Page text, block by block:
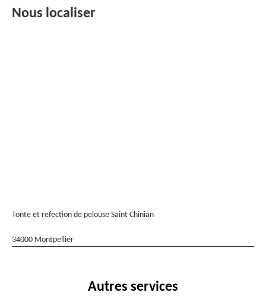
Nous localiser
Tonte et refection de pelouse Saint Chinian
34000 Montpellier
Autres services